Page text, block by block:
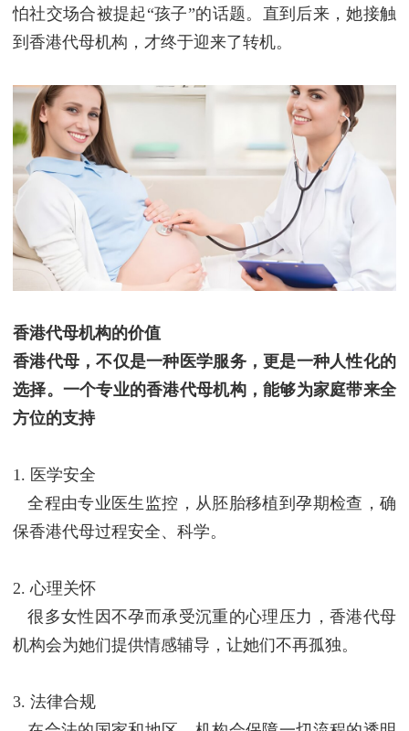
怕社交场合被提起“孩子”的话题。直到后来，她接触
到香港代母机构，才终于迎来了转机。
香港代母机构的价值
香港代母，不仅是一种医学服务，更是一种人性化的
选择。一个专业的香港代母机构，能够为家庭带来全
方位的支持
1. 医学安全
全程由专业医生监控，从胚胎移植到孕期检查，确
保香港代母过程安全、科学。
2. 心理关怀
很多女性因不孕而承受沉重的心理压力，香港代母
机构会为她们提供情感辅导，让她们不再孤独。
3. 法律合规